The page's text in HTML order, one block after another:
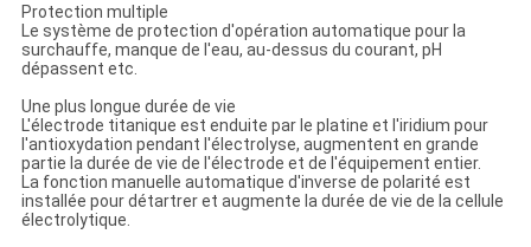
Protection multiple
Le système de protection d'opération automatique pour la
surchauffe, manque de l'eau, au-dessus du courant, pH
dépassent etc.
Une plus longue durée de vie
L'électrode titanique est enduite par le platine et l'iridium pour
l'antioxydation pendant l'électrolyse, augmentent en grande
partie la durée de vie de l'électrode et de l'équipement entier.
La fonction manuelle automatique d'inverse de polarité est
installée pour détartrer et augmente la durée de vie de la cellule
électrolytique.